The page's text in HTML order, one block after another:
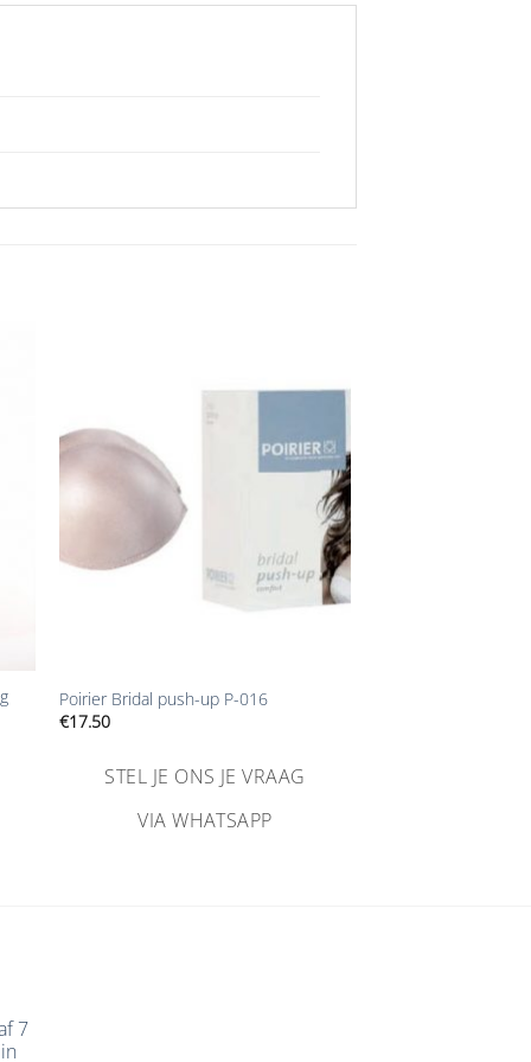
Aan
Poirier Bridal push-up P-016
€17.50
STEL JE ONS JE VRAAG
VIA WHATSAPP
7